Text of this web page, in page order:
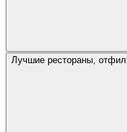
Лучшие рестораны,